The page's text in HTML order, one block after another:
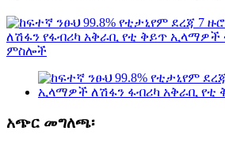
አጭር መግለጫ፡